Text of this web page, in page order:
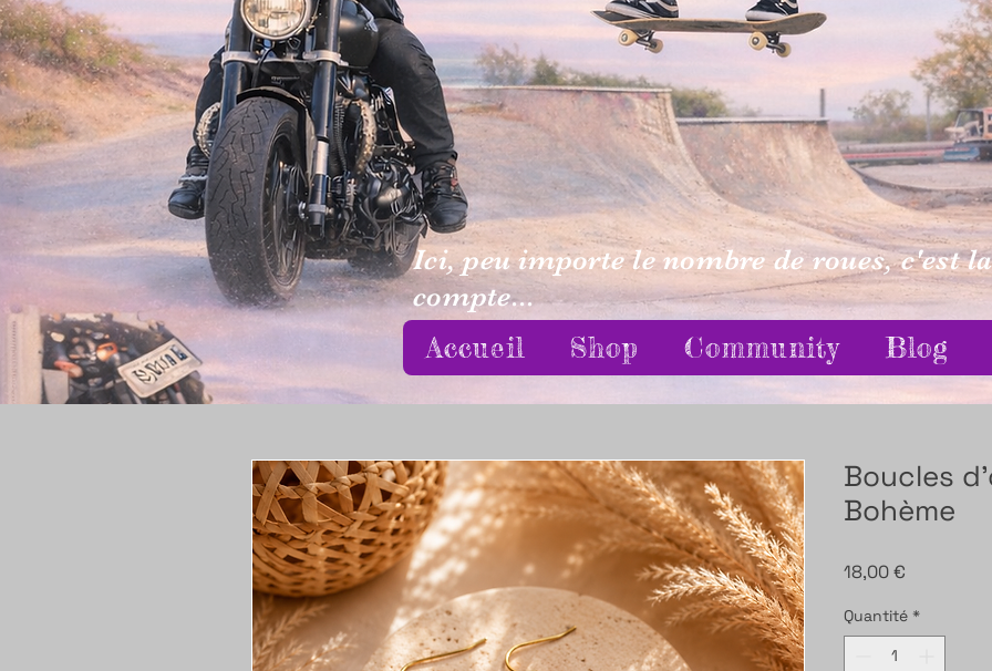
Ici, peu importe le nombre de roues, c'est
compte...
Accueil Shop Community Blog
Boucles
Bohème
18,00 €
Quantité *